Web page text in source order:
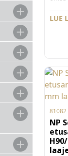
Pro -
LUE
81082
NP